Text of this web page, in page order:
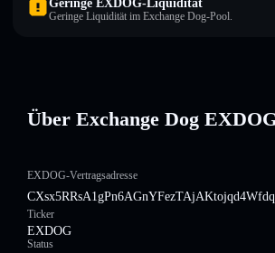
Geringe EXDOG-Liquidität
Geringe Liquidität im Exchange Dog-Pool.
Über Exchange Dog
EXDOG-Vertragsadresse
Ticker
EXDOG
Status